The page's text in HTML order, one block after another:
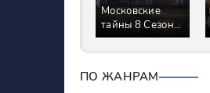
Московские
тайны 8 Сезон
Тринадцатое
колено Сериал
ПО ЖАНРАМ